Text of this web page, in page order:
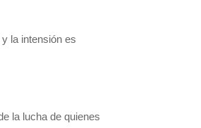
la intensión es
la lucha de quienes